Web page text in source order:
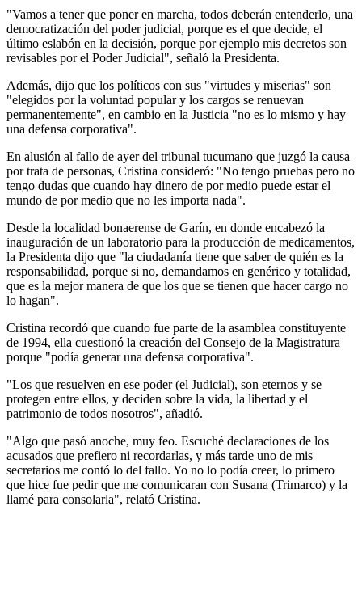
"Vamos a tener que poner en marcha, todos deberán entenderlo, una
democratización del poder judicial, porque es el que decide, el
último eslabón en la decisión, porque por ejemplo mis decretos son
revisables por el Poder Judicial", señaló la Presidenta.
Además, dijo que los políticos con sus "virtudes y miserias" son
"elegidos por la voluntad popular y los cargos se renuevan
permanentemente", en cambio en la Justicia "no es lo mismo y hay
una defensa corporativa".
En alusión al fallo de ayer del tribunal tucumano que juzgó la causa
por trata de personas, Cristina consideró: "No tengo pruebas pero no
tengo dudas que cuando hay dinero de por medio puede estar el
mundo de por medio que no les importa nada".
Desde la localidad bonaerense de Garín, en donde encabezó la
inauguración de un laboratorio para la producción de medicamentos,
la Presidenta dijo que "la ciudadanía tiene que saber de quién es la
responsabilidad, porque si no, demandamos en genérico y totalidad,
que es la mejor manera de que los que se tienen que hacer cargo no
lo hagan".
Cristina recordó que cuando fue parte de la asamblea constituyente
de 1994, ella cuestionó la creación del Consejo de la Magistratura
porque "podía generar una defensa corporativa".
"Los que resuelven en ese poder (el Judicial), son eternos y se
protegen entre ellos, y deciden sobre la vida, la libertad y el
patrimonio de todos nosotros", añadió.
"Algo que pasó anoche, muy feo. Escuché declaraciones de los
acusados que prefiero ni recordarlas, y más tarde uno de mis
secretarios me contó lo del fallo. Yo no lo podía creer, lo primero
que hice fue pedir que me comunicaran con Susana (Trimarco) y la
llamé para consolarla", relató Cristina.